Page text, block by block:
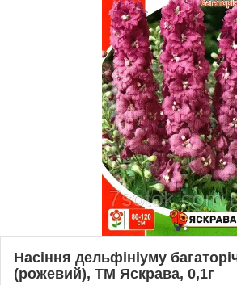
Насіння дельфiнiуму
(рожевий), ТМ Яскрава, 0,1г